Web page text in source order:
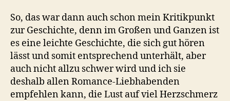
So, das war dann auch schon mein Kritikpunkt
zur Geschichte, denn im Großen und Ganzen ist
es eine leichte Geschichte, die sich gut hören
lässt und somit entsprechend unterhält, aber
auch nicht allzu schwer wird und ich sie
deshalb allen Romance-Liebhabenden
empfehlen kann, die Lust auf viel Herzschmerz